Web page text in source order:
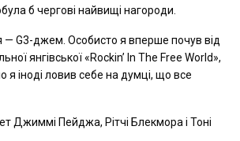
б чергові найвищі нагороди.
G3-джем. Особисто я вперше почув від
янгівської «Rockin’ In The Free World»,
іноді ловив себе на думці, що все
Джиммі Пейджа, Рітчі Блекмора і Тоні